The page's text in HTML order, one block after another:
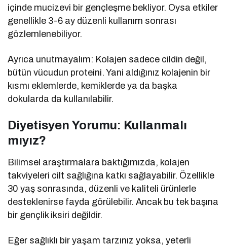
içinde mucizevi bir gençleşme bekliyor. Oysa etkiler
genellikle 3-6 ay düzenli kullanım sonrası
gözlemlenebiliyor.
Ayrıca unutmayalım: Kolajen sadece cildin değil,
bütün vücudun proteini. Yani aldığınız kolajenin bir
kısmı eklemlerde, kemiklerde ya da başka
dokularda da kullanılabilir.
Diyetisyen Yorumu: Kullanmalı
mıyız?
Bilimsel araştırmalara baktığımızda, kolajen
takviyeleri cilt sağlığına katkı sağlayabilir. Özellikle
30 yaş sonrasında, düzenli ve kaliteli ürünlerle
desteklenirse fayda görülebilir. Ancak bu tek başına
bir gençlik iksiri değildir.
Eğer sağlıklı bir yaşam tarzınız yoksa, yeterli